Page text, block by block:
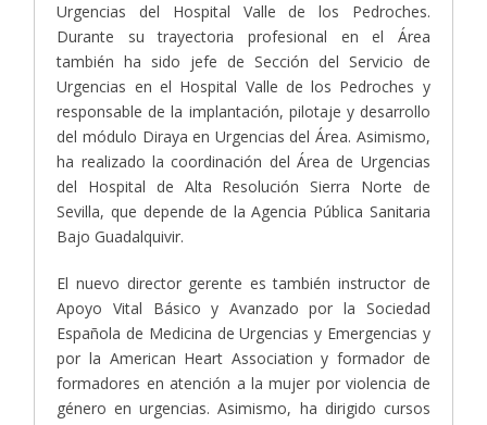
Urgencias del Hospital Valle de los Pedroches.
Durante su trayectoria profesional en el Área
también ha sido jefe de Sección del Servicio de
Urgencias en el Hospital Valle de los Pedroches y
responsable de la implantación, pilotaje y desarrollo
del módulo Diraya en Urgencias del Área. Asimismo,
ha realizado la coordinación del Área de Urgencias
del Hospital de Alta Resolución Sierra Norte de
Sevilla, que depende de la Agencia Pública Sanitaria
Bajo Guadalquivir.
El nuevo director gerente es también instructor de
Apoyo Vital Básico y Avanzado por la Sociedad
Española de Medicina de Urgencias y Emergencias y
por la American Heart Association y formador de
formadores en atención a la mujer por violencia de
género en urgencias. Asimismo, ha dirigido cursos